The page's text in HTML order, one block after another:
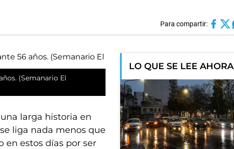
Para compartir:
(Semanario El
larga historia en
liga nada menos que
en estos días por ser
LO QUE SE LEE AHORA